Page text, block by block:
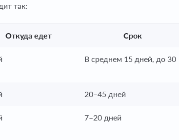
так:
Откуда едет Срок
В среднем 15 дней, до 30
20–45 дней
7–20 дней